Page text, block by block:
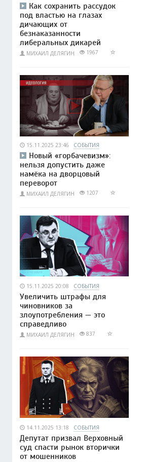
Как сохранить рассудок
под властью на глазах
дичающих от
безнаказанности
либеральных дикарей
МИХАИЛ ДЕЛЯГИН 1967
15.11.2025 23:46 СОБЫТИЯ
Новый «горбачевизм»:
нельзя допустить даже
намёка на дворцовый
переворот
МИХАИЛ ДЕЛЯГИН 1207
15.11.2025 20:08 СОБЫТИЯ
Увеличить штрафы для
чиновников за
злоупотребления — это
справедливо
МИХАИЛ ДЕЛЯГИН 837
14.11.2025 13:18 СОБЫТИЯ
Депутат призвал Верховный
суд спасти рынок вторички
от мошенников